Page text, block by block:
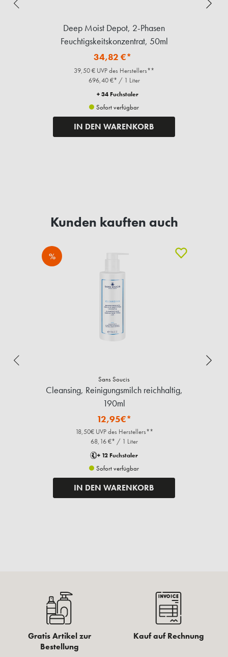
Deep Moist Depot, 2-Phasen
Feuchtigskeitskonzentrat, 50ml
34,82 €*
39,50 € UVP des Herstellers**
696,40 €* / 1 Liter
+ 34 Fuchstaler
Sofort verfügbar
IN DEN WARENKORB
Kunden kauften auch
%
Sans Soucis
Cleansing, Reinigungsmilch reichhaltig,
190ml
12,95€*
18,50€ UVP des Herstellers**
68,16 €* / 1 Liter
+ 12 Fuchstaler
Sofort verfügbar
IN DEN WARENKORB
Gratis Artikel zur
Bestellung
Kauf auf Rechnung